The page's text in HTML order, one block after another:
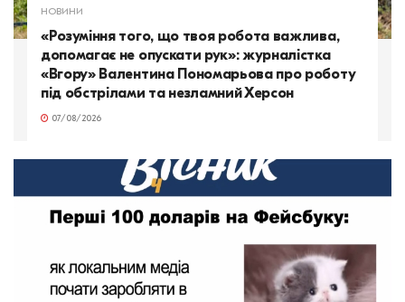
НОВИНИ
«Розуміння того, що твоя робота важлива,
допомагає не опускати рук»: журналістка
«Вгору» Валентина Пономарьова про роботу
під обстрілами та незламний Херсон
07/08/2026